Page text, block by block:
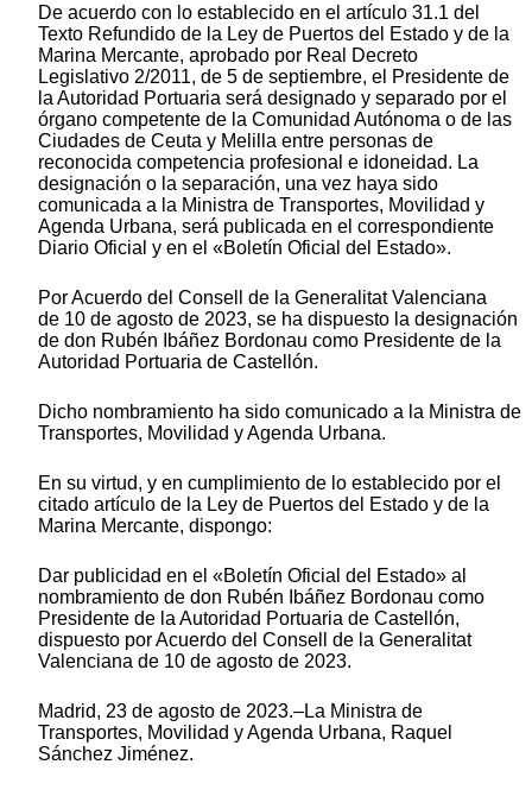
De acuerdo con lo establecido en el artículo 31.1 del
Texto Refundido de la Ley de Puertos del Estado y de la
Marina Mercante, aprobado por Real Decreto
Legislativo 2/2011, de 5 de septiembre, el Presidente de
la Autoridad Portuaria será designado y separado por el
órgano competente de la Comunidad Autónoma o de las
Ciudades de Ceuta y Melilla entre personas de
reconocida competencia profesional e idoneidad. La
designación o la separación, una vez haya sido
comunicada a la Ministra de Transportes, Movilidad y
Agenda Urbana, será publicada en el correspondiente
Diario Oficial y en el «Boletín Oficial del Estado».
Por Acuerdo del Consell de la Generalitat Valenciana
de 10 de agosto de 2023, se ha dispuesto la designación
de don Rubén Ibáñez Bordonau como Presidente de la
Autoridad Portuaria de Castellón.
Dicho nombramiento ha sido comunicado a la Ministra de
Transportes, Movilidad y Agenda Urbana.
En su virtud, y en cumplimiento de lo establecido por el
citado artículo de la Ley de Puertos del Estado y de la
Marina Mercante, dispongo:
Dar publicidad en el «Boletín Oficial del Estado» al
nombramiento de don Rubén Ibáñez Bordonau como
Presidente de la Autoridad Portuaria de Castellón,
dispuesto por Acuerdo del Consell de la Generalitat
Valenciana de 10 de agosto de 2023.
Madrid, 23 de agosto de 2023.–La Ministra de
Transportes, Movilidad y Agenda Urbana, Raquel
Sánchez Jiménez.